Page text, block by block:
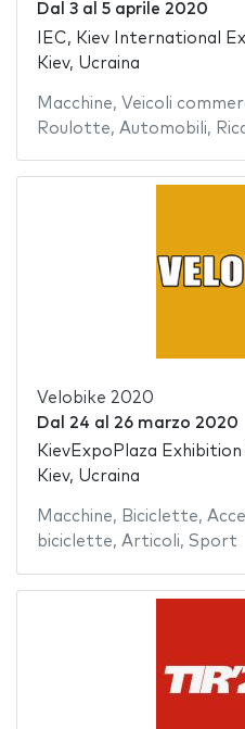
Dal 3al 5 aprile 2020
IEC, Kiev International
Kiev, Ucraina
Macchine, Veicoli
Roulotte, Automobili,
Velobike 2020
Dal 24 al 26 marzo 2020
KievExpoPlaza
Kiev, Ucraina
Macchine, Biciclette,
biciclette, Articoli, Sport